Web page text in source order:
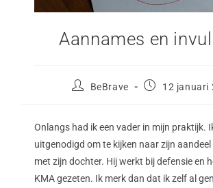
Aannames en
BeBrave 12 januari
Onlangs had ik een vader in mijn praktijk.
uitgenodigd om te kijken naar zijn aandeel
met zijn dochter. Hij werkt bij defensie en
KMA gezeten. Ik merk dan dat ik zelf al